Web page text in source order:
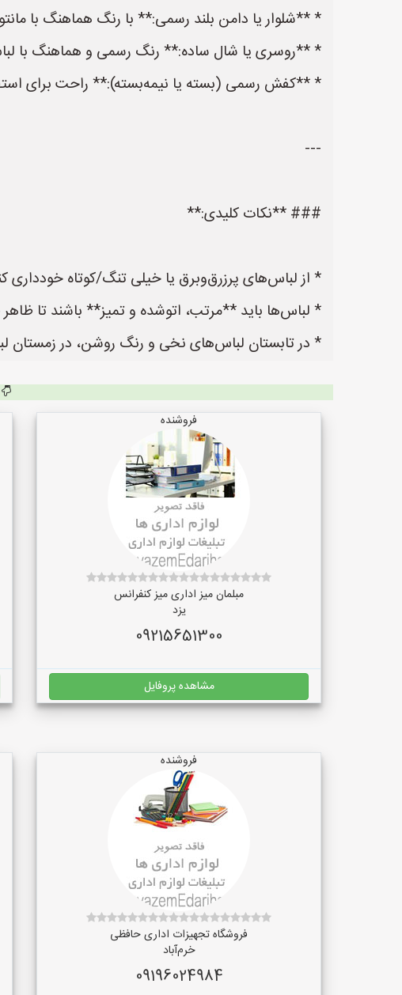
* **شلوار یا دامن بلند رسمی:** با رنگ هماهنگ با
* **روسری یا شال ساده:** رنگ رسمی و هماهنگ با
* **کفش رسمی (بسته یا نیمه‌بسته):** راحت برای
---
### **نکات کلیدی:**
* از لباس‌های پرزرق‌وبرق یا خیلی تنگ/کوتاه خودداری
* لباس‌ها باید **مرتب، اتوشده و تمیز** باشند تا
* در تابستان لباس‌های نخی و رنگ روشن، در زمستان
فروشنده
مبلمان میز اداری میز کنفرانس
یزد
09215651300
مشاهده پروفایل
فروشنده
فروشگاه تجهیزات اداری حافظی
خرم‌آباد
09196024984